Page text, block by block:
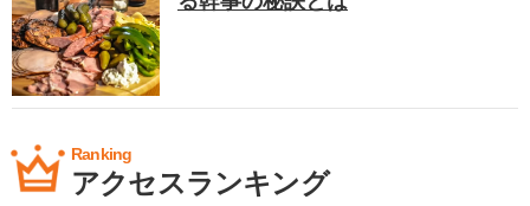
Ranking
アクセスランキング